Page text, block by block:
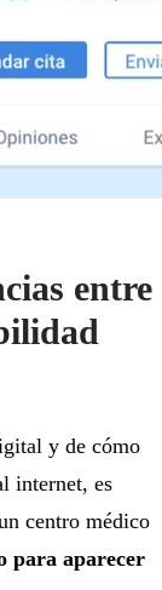
entre
y de cómo
internet, es
centro médico
para aparecer